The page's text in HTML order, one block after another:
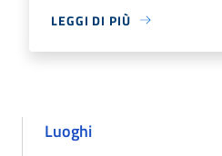
LEGGI DI PIÙ
Luoghi